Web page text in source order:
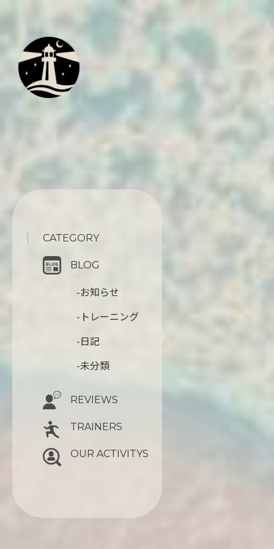
CATEGORY
BLOG
-お知らせ
-トレーニング
-日記
-未分類
REVIEWS
TRAINERS
OUR ACTIVITYS